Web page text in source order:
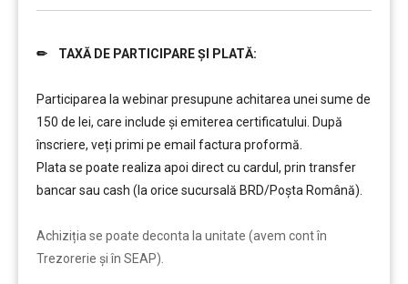
✏ TAXĂ DE PARTICIPARE ȘI PLATĂ:
Participarea la webinar presupune achitarea unei sume de
150 de lei, care include şi emiterea certificatului. După
înscriere, veți primi pe email factura proformă.
Plata se poate realiza apoi direct cu cardul, prin transfer
bancar sau cash (la orice sucursală BRD/Poșta Română).
Achiziția se poate deconta la unitate (avem cont în
Trezorerie și în SEAP).